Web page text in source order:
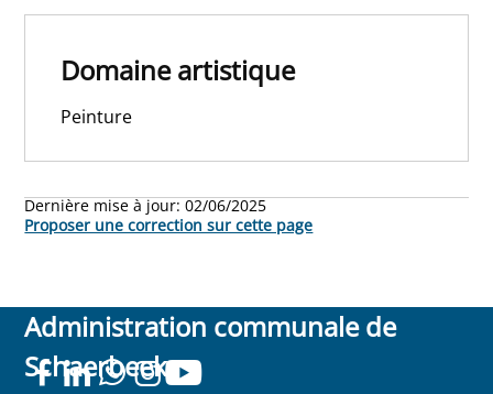
Domaine artistique
Peinture
Dernière mise à jour:02/06/2025
Proposer une correction sur cette page
Administration communale de
Schaerbeek